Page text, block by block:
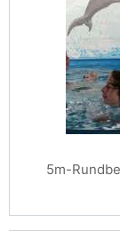
5m-